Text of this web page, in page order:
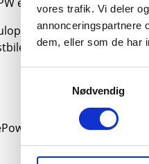
vores trafik. Vi deler
annonceringspartnere
dem, eller som de har
Nødvendig
og designet til
og kan monteres i